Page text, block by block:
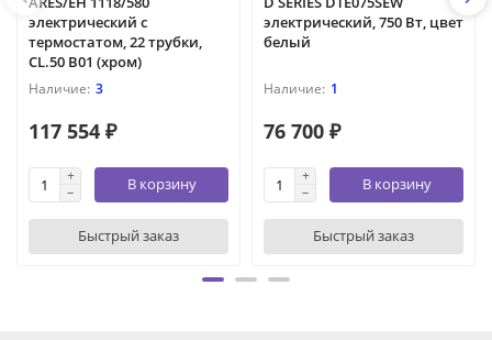
электрический с
термостатом, 22 трубки,
CL.50 B01 (хром)
3
117 554 ₽
В корзину
Быстрый заказ
электрический, 750 Вт, цвет
белый
1
76 700 ₽
В корзину
Быстрый заказ